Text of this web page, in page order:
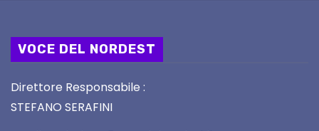
VOCE DEL NORDEST
Direttore Responsabile :
STEFANO SERAFINI